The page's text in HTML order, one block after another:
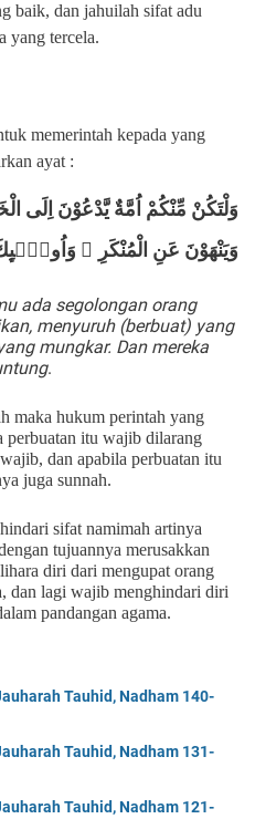
baik, dan jahuilah sifat adu
yang tercela.
memerintah kepada yang
ayat :
وَلْتَكُنْ مِّنْكُمْ اُمَّةٌ يَّدْعُوْنَ اِلَى
وَيَنْهَوْنَ عَنِ الْمُنْكَرِ
ada segolongan orang
menyuruh (berbuat) yang
mungkar. Dan mereka
.
maka hukum perintah yang
perbuatan itu wajib dilarang
dan apabila perbuatan itu
juga sunnah.
sifat namimah artinya
tujuannya merusakkan
diri dari mengupat orang
dan lagi wajib menghindari diri
pandangan agama.
Tauhid, Nadham 140-
Tauhid, Nadham 131-
Tauhid, Nadham 121-